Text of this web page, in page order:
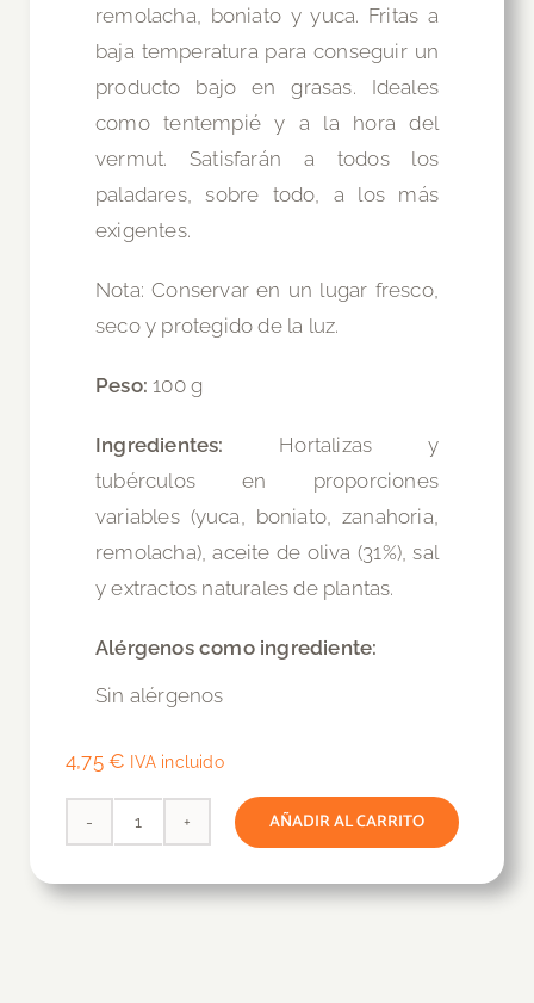
remolacha, boniato y yuca. Fritas a
baja temperatura para conseguir un
producto bajo en grasas. Ideales
como tentempié y a la hora del
vermut. Satisfarán a todos los
paladares, sobre todo, a los más
exigentes.
Nota: Conservar en un lugar fresco,
seco y protegido de la luz.
Peso: 100 g
Ingredientes: Hortalizas y
tubérculos en proporciones
variables (yuca, boniato, zanahoria,
remolacha), aceite de oliva (31%), sal
y extractos naturales de plantas.
Alérgenos como ingrediente:
Sin alérgenos
4,75 € IVA incluido
Chips
AÑADIR AL CARRITO